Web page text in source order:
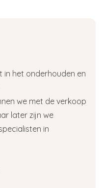
in het onderhouden en
we met de verkoop
later zijn we
in